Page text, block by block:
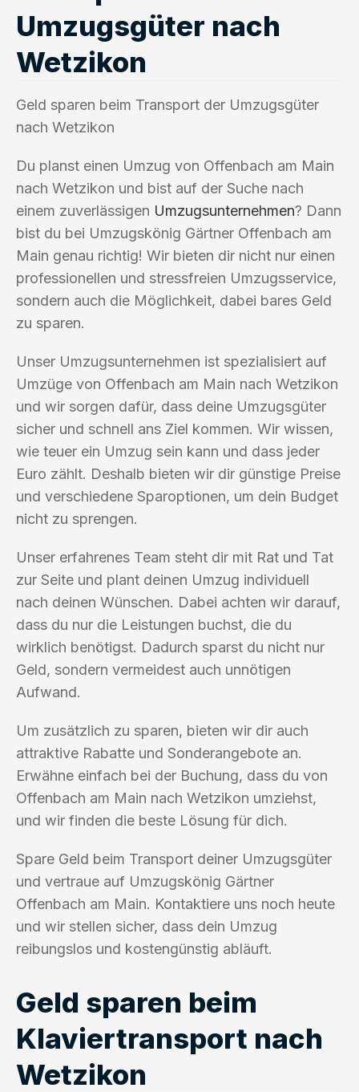
Umzugsgüter nach
Wetzikon
Geld sparen beim Transport der Umzugsgüter
nach Wetzikon
Du planst einen Umzug von Offenbach am Main
nach Wetzikon und bist auf der Suche nach
einem zuverlässigen Umzugsunternehmen? Dann
bist du bei Umzugskönig Gärtner Offenbach am
Main genau richtig! Wir bieten dir nicht nur einen
professionellen und stressfreien Umzugsservice,
sondern auch die Möglichkeit, dabei bares Geld
zu sparen.
Unser Umzugsunternehmen ist spezialisiert auf
Umzüge von Offenbach am Main nach Wetzikon
und wir sorgen dafür, dass deine Umzugsgüter
sicher und schnell ans Ziel kommen. Wir wissen,
wie teuer ein Umzug sein kann und dass jeder
Euro zählt. Deshalb bieten wir dir günstige Preise
und verschiedene Sparoptionen, um dein Budget
nicht zu sprengen.
Unser erfahrenes Team steht dir mit Rat und Tat
zur Seite und plant deinen Umzug individuell
nach deinen Wünschen. Dabei achten wir darauf,
dass du nur die Leistungen buchst, die du
wirklich benötigst. Dadurch sparst du nicht nur
Geld, sondern vermeidest auch unnötigen
Aufwand.
Um zusätzlich zu sparen, bieten wir dir auch
attraktive Rabatte und Sonderangebote an.
Erwähne einfach bei der Buchung, dass du von
Offenbach am Main nach Wetzikon umziehst,
und wir finden die beste Lösung für dich.
Spare Geld beim Transport deiner Umzugsgüter
und vertraue auf Umzugskönig Gärtner
Offenbach am Main. Kontaktiere uns noch heute
und wir stellen sicher, dass dein Umzug
reibungslos und kostengünstig abläuft.
Geld sparen beim
Klaviertransport nach
Wetzikon